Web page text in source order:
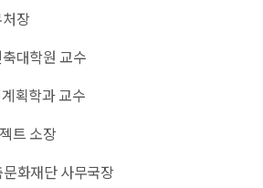
장
대학원 교수
획학과 교수
트 소장
문화재단 사무국장